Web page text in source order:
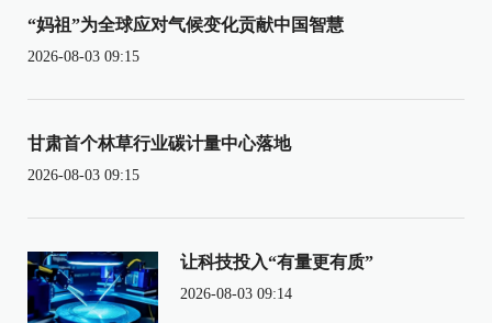
“妈祖”为全球应对气候变化贡献中国智慧
2026-08-03 09:15
甘肃首个林草行业碳计量中心落地
2026-08-03 09:15
让科技投入“有量更有质”
2026-08-03 09:14